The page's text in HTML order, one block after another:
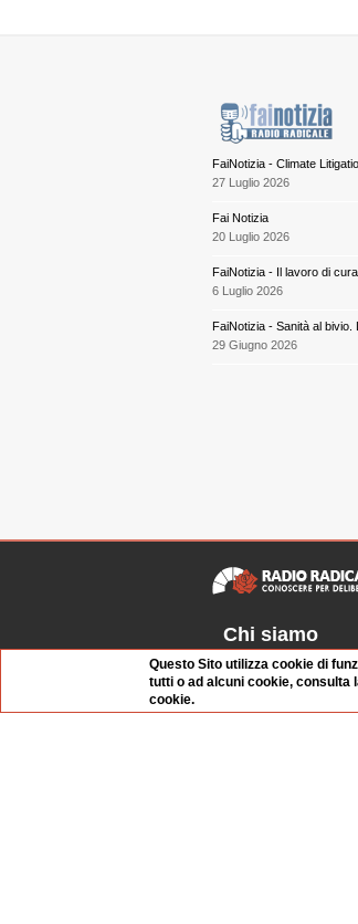
FaiNotizia - Climate
27 Luglio 2026
Fai Notizia
20 Luglio 2026
FaiNotizia - Il lavoro di
6 Luglio 2026
FaiNotizia - Sanità al
29 Giugno 2026
Chi siamo
Dossier Radio
Questo sito
L'Archivio
Questo Sito utilizza cookie di
tutti o ad alcuni cookie, consulta
cookie.